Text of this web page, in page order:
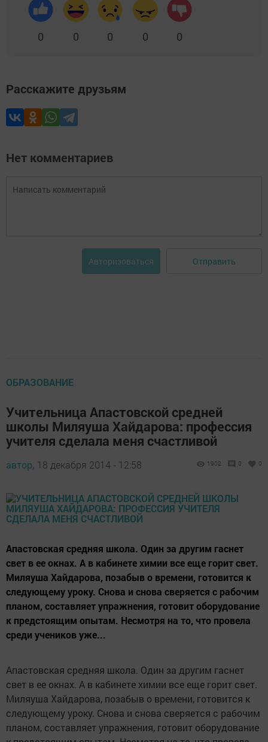
0 0 0 0 0
Расскажите друзьям
Нет комментариев
Авторизоваться Отправить
ОБРАЗОВАНИЕ
Учительница Апастовской средней
школы Миляуша Хайдарова: профессия
учителя сделала меня счастливой
автор, 18 декабря 2014 - 12:58 1902 0 0
Апастовская средняя школа. Один за другим гаснет
свет в ее окнах. А в кабинете химии все еще горит свет.
Миляуша Хайдарова, позабыв о времени, готовится к
следующему уроку. Снова и снова сверяется с рабочим
планом, составляет упражнения, готовит оборудование
к предстоящим опытам. Несмотря на то, что провела
среди учеников уже...
Апастовская средняя школа. Один за другим гаснет
свет в ее окнах. А в кабинете химии все еще горит свет.
Миляуша Хайдарова, позабыв о времени, готовится к
следующему уроку. Снова и снова сверяется с рабочим
планом, составляет упражнения, готовит оборудование